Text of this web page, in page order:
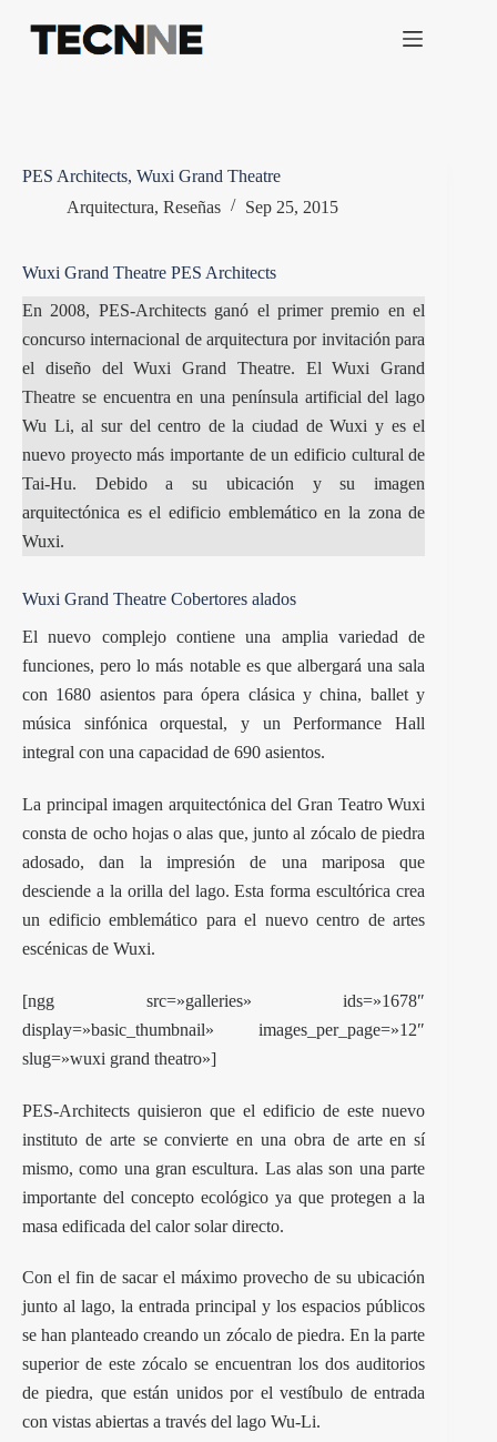
contenido
PES Architects, Wuxi Grand Theatre
Arquitectura, Reseñas Sep 25, 2015
Wuxi Grand Theatre PES Architects
En 2008, PES-Architects ganó el primer premio en el
concurso internacional de arquitectura por invitación para
el diseño del Wuxi Grand Theatre. El Wuxi Grand
Theatre se encuentra en una península artificial del lago
Wu Li, al sur del centro de la ciudad de Wuxi y es el
nuevo proyecto más importante de un edificio cultural de
Tai-Hu. Debido a su ubicación y su imagen
arquitectónica es el edificio emblemático en la zona de
Wuxi.
Wuxi Grand Theatre Cobertores alados
El nuevo complejo contiene una amplia variedad de
funciones, pero lo más notable es que albergará una sala
con 1680 asientos para ópera clásica y china, ballet y
música sinfónica orquestal, y un Performance Hall
integral con una capacidad de 690 asientos.
La principal imagen arquitectónica del Gran Teatro Wuxi
consta de ocho hojas o alas que, junto al zócalo de piedra
adosado, dan la impresión de una mariposa que
desciende a la orilla del lago. Esta forma escultórica crea
un edificio emblemático para el nuevo centro de artes
escénicas de Wuxi.
[ngg src=»galleries» ids=»1678″
display=»basic_thumbnail» images_per_page=»12″
slug=»wuxi grand theatro»]
PES-Architects quisieron que el edificio de este nuevo
instituto de arte se convierte en una obra de arte en sí
mismo, como una gran escultura. Las alas son una parte
importante del concepto ecológico ya que protegen a la
masa edificada del calor solar directo.
Con el fin de sacar el máximo provecho de su ubicación
junto al lago, la entrada principal y los espacios públicos
se han planteado creando un zócalo de piedra. En la parte
superior de este zócalo se encuentran los dos auditorios
de piedra, que están unidos por el vestíbulo de entrada
con vistas abiertas a través del lago Wu-Li.